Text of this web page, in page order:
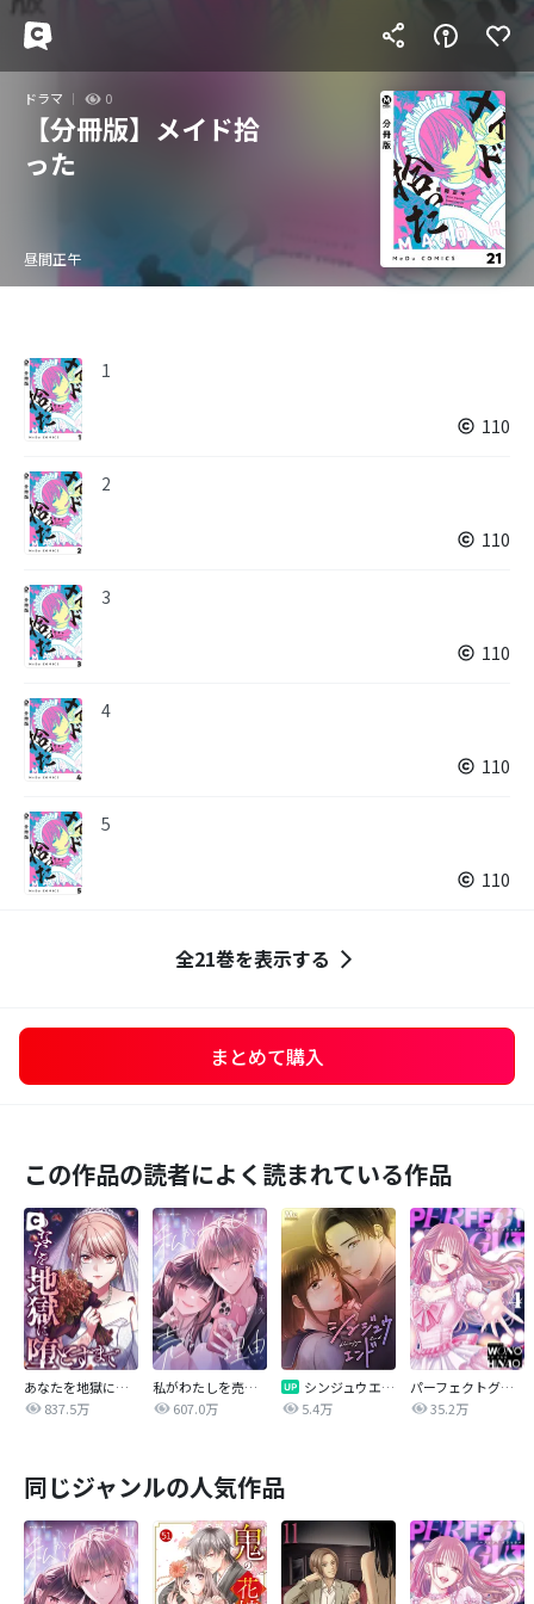
ドラマ 0
【分冊版】メイド拾
った
昼間正午
1
110
2
110
3
110
4
110
5
110
全21巻を表示する
まとめて購入
この作品の読者によく読まれている作品
あなたを地獄に堕とすまで
837.5万
私がわたしを売る理由
607.0万
シンジュウエンド【タテヨミ】
5.4万
パーフェクトグリッター
35.2万
同じジャンルの人気作品